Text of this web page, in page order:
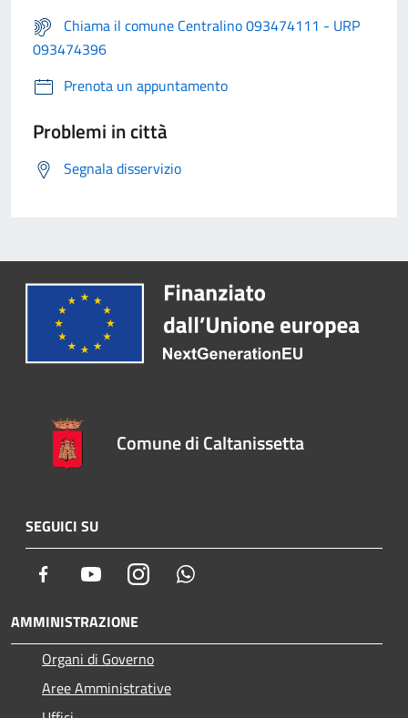
Chiama il comune Centralino 093474111 - URP
093474396
Prenota un appuntamento
Problemi in città
Segnala disservizio
Comune di Caltanissetta
SEGUICI SU
Facebook YoutubeInstagram
AMMINISTRAZIONE
Organi di Governo
Aree Amministrative